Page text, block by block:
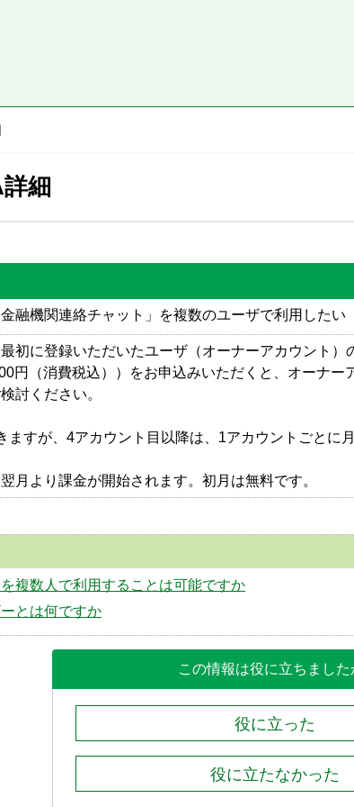
細
融機関連絡チャット」を複数のユーザで利用したい
初に登録いただいたユーザ（オーナーアカウント）
円（消費税込））をお申込みいただくと、オーナ
討ください。
ますが、4アカウント目以降は、1アカウントごとに
月より課金が開始されます。初月は無料です。
複数人で利用することは可能ですか
とは何ですか
この情報は役に立ちました
役に立った
役に立たなかった